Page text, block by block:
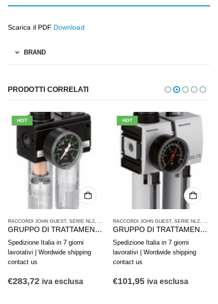
Scarica il PDF Download
BRAND
PRODOTTI CORRELATI
ARIA COMPRESSA
HOT
RACCORDI JOHN GUEST, SERIE NL2 TRATTAMENTO ARIA COMPRESSA
GRUPPO DI TRATTAMENTO ARIA IN 2 PARTI AVENTICS SERIE NL4-ACD 0821300502
Spedizione Italia in 7 giorni
lavorativi | Wordwide shipping
contact us
€283,72 iva esclusa
HOT
RACCORDI JOHN GUEST, SERIE NL2
GRUPPO DI TRATTAMENTO ARIA IN 2 PARTI AVENTICS SERIE AS2-ACD R412006298
Spedizione Italia in 7 giorni
lavorativi | Wordwide shipping
contact us
€101,95 iva esclusa